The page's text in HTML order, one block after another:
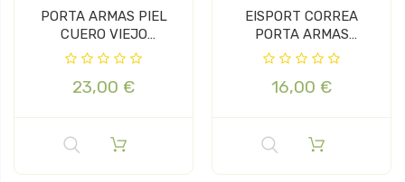
PORTA ARMAS PIEL
CUERO VIEJO
TRENZADO
23,00 €
EISPORT CORREA
PORTA ARMAS
ELASTICA CORDURA
16,00 €